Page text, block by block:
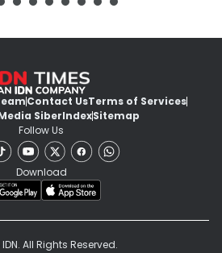
Contact UsTerms of Services
SiberIndexSitemap
Follow Us
Download
All Rights Reserved.